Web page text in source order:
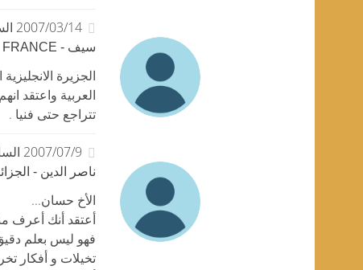
2007/03/14 الساعة 06:17
سيف - FRANCE
الجزيرة
العربية واعتقد
تتراجع حتى فنيا .
2007/07/9 الساعة 16:42
ناصر الدين -
الأخ حسان...
أعتقد أنك أعرف
فهو ليس بعلم
تخيلات و أفكار